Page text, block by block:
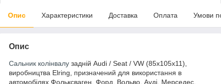
Опис Характеристики Доставка Оплата Умови
Опис
Сальник колінвалу задній Audi / Seat / VW (85x105x11),
виробництва Elring, призначений для використання в
автомобілях Фольксваген, Форд, Вольво, Ауді, Мерседес,